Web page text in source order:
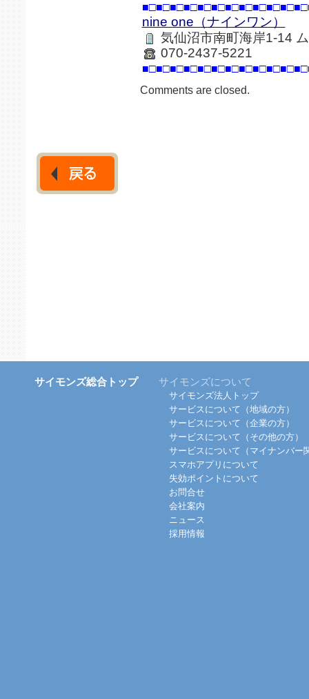
nine one（ナインワン）
気仙沼市南町海岸1-14
070-2437-5221
Comments are closed.
サイモンズ総合トップ サイモンズについて
サイモンズ法人トップ
サービスについて（地域の方）
サービスについて（企業の方）
サービスについて（その他の方）
サービスについて（マイナンバー
スマホアプリについて
失効ポイントについて
お問合せ
会社案内
ニュース
採用情報